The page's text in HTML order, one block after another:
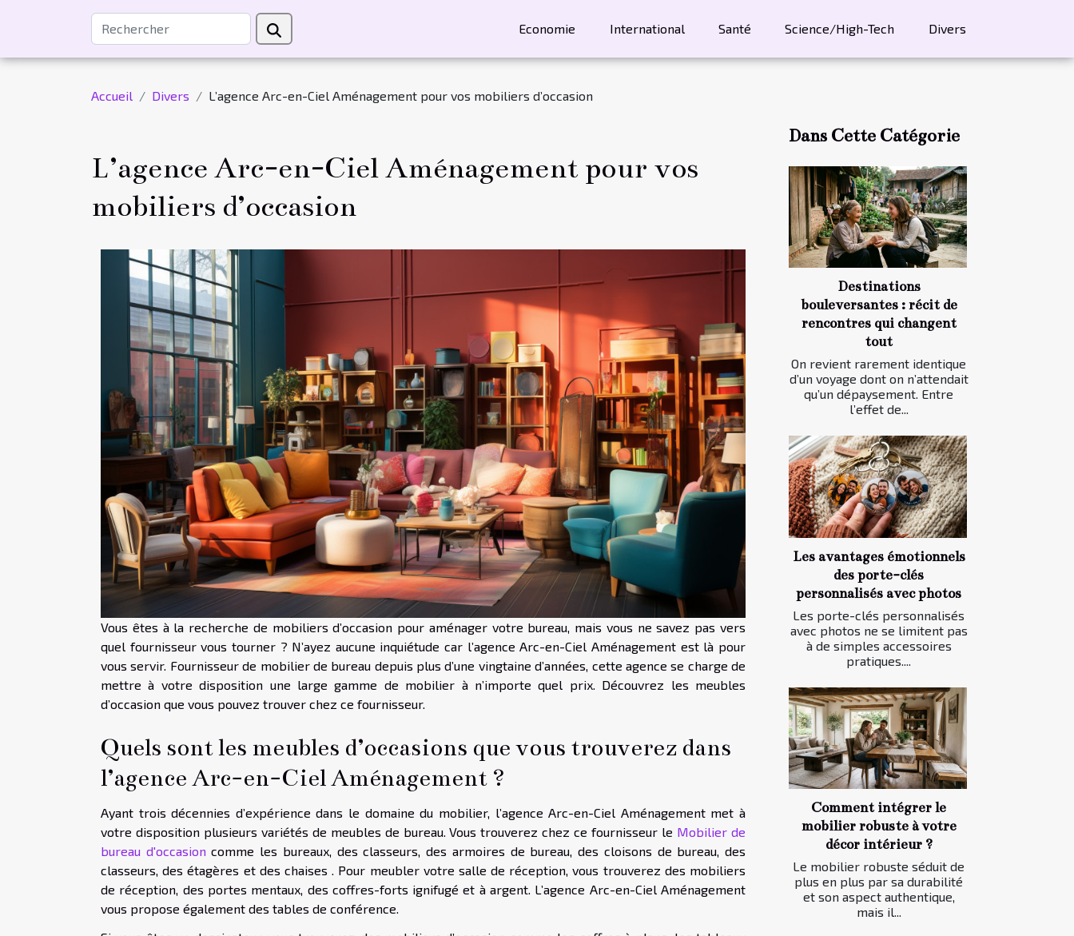
Economie International Santé Science/High-Tech Divers
Accueil Divers L’agence Arc-en-Ciel Aménagement pour vos mobiliers d’occasion
L’agence Arc-en-Ciel Aménagement pour vos
mobiliers d’occasion
Vous êtes à la recherche de mobiliers d’occasion pour aménager votre bureau, mais vous ne savez pas vers
quel fournisseur vous tourner ? N’ayez aucune inquiétude car l’agence Arc-en-Ciel Aménagement est là pour
vous servir. Fournisseur de mobilier de bureau depuis plus d’une vingtaine d’années, cette agence se charge de
mettre à votre disposition une large gamme de mobilier à n’importe quel prix. Découvrez les meubles
d’occasion que vous pouvez trouver chez ce fournisseur.
Quels sont les meubles d’occasions que vous trouverez dans
l’agence Arc-en-Ciel Aménagement ?
Ayant trois décennies d’expérience dans le domaine du mobilier, l’agence Arc-en-Ciel Aménagement met à
votre disposition plusieurs variétés de meubles de bureau. Vous trouverez chez ce fournisseur le Mobilier de
bureau d'occasioncomme les bureaux, des classeurs, des armoires de bureau, des cloisons de bureau, des
classeurs, des étagères et des chaises . Pour meubler votre salle de réception, vous trouverez des mobiliers
de réception, des portes mentaux, des coffres-forts ignifugé et à argent. L’agence Arc-en-Ciel Aménagement
vous propose également des tables de conférence.
Dans Cette Catégorie
Destinations
bouleversantes : récit de
rencontres qui changent
tout
On revient rarement identique
d’un voyage dont on n’attendait
qu’un dépaysement. Entre
l’effet de...
Les avantages émotionnels
des porte-clés
personnalisés avec photos
Les porte-clés personnalisés
avec photos ne se limitent pas
à de simples accessoires
pratiques....
Comment intégrer le
mobilier robuste à votre
décor intérieur ?
Le mobilier robuste séduit de
plus en plus par sa durabilité
et son aspect authentique,
mais il...